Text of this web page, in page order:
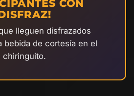
CON
lleguen disfrazados
bebida de cortesía en el
chiringuito.